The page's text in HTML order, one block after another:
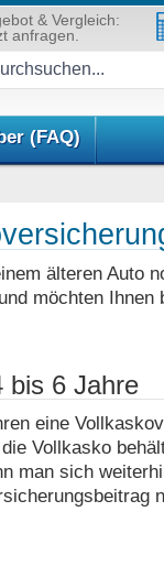
& Vergleich:
anfragen.
(FAQ)
älteren Auto
möchten Ihnen
bis 6 Jahre
eine
Vollkasko
man sich